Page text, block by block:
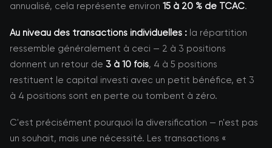
annualisé, cela représente environ 15 à 20 % de TCAC.
Au niveau des transactions individuelles : la répartition
ressemble généralement à ceci — 2 à 3 positions
donnent un retour de 3 à 10 fois, 4 à 5 positions
restituent le capital investi avec un petit bénéfice, et 3
à 4 positions sont en perte ou tombent à zéro.
C'est précisément pourquoi la diversification — n'est pas
un souhait, mais une nécessité. Les transactions «